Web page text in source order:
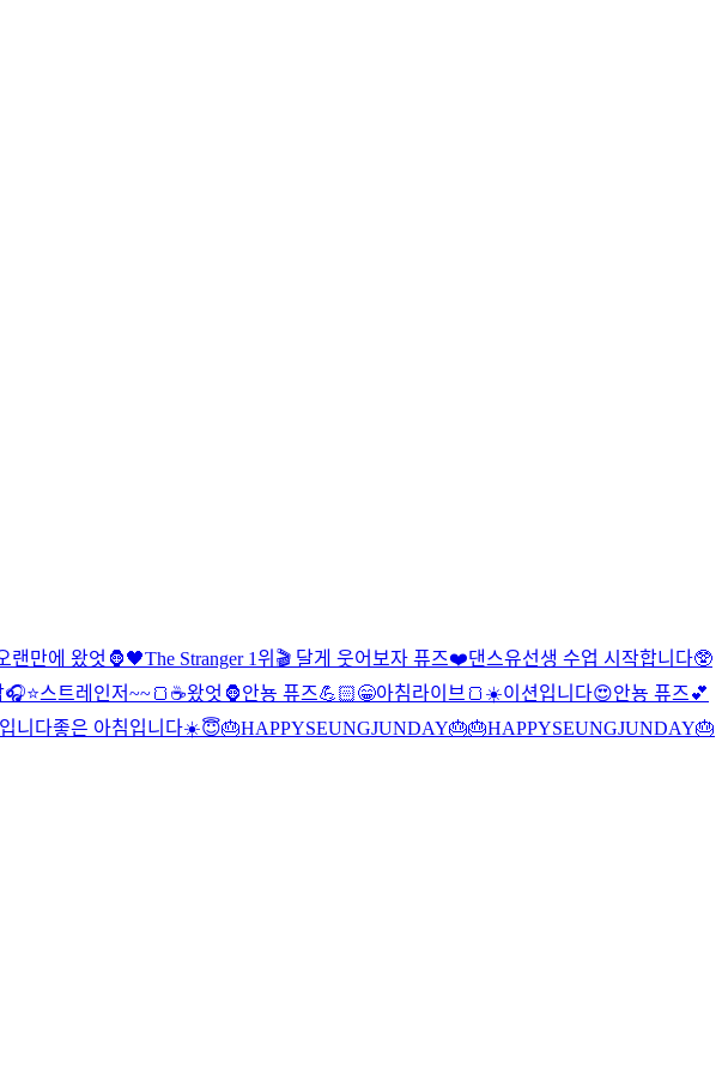
랜만에 왔엇🦍🖤The Stranger 1위🎬 달게 웃어보자 퓨즈❤️댄스유선생 수업 시작합니다🥸
스트레인저~~🍞☕️왔엇🦍안뇽 퓨즈💪🏻😁아침라이브🍞☀️이션입니다😍안뇽 퓨즈💕
니다좋은 아침입니다☀️😇🎂HAPPYSEUNGJUNDAY🎂🎂HAPPYSEUNGJUNDAY🎂